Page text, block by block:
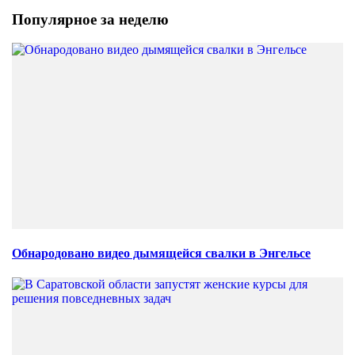
Популярное за неделю
Обнародовано видео дымящейся свалки в Энгельсе